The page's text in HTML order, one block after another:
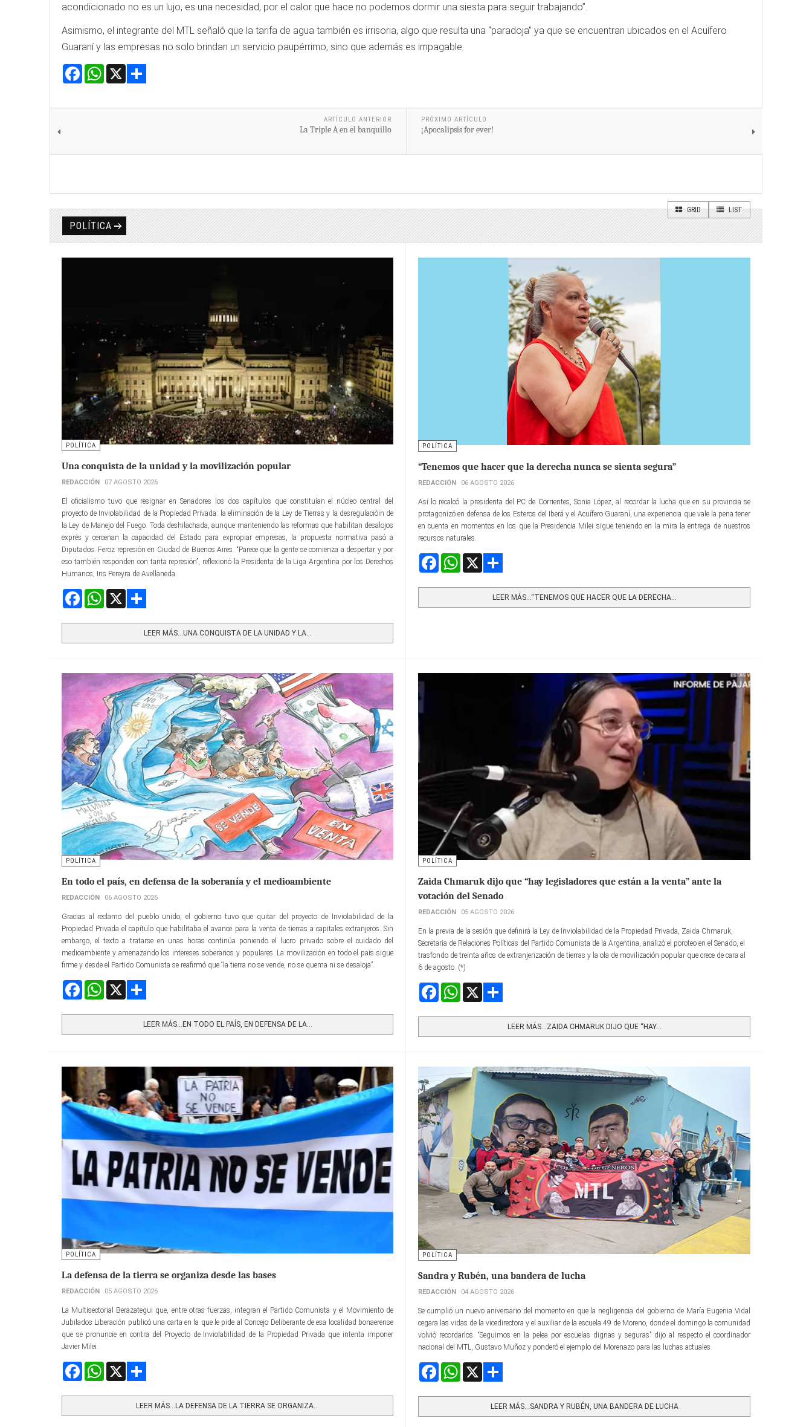
acondicionado no es un lujo, es una necesidad, por el calor que hace no podemos dormir una siesta para seguir trabajando”.
Asimismo, el integrante del MTL señaló que la tarifa de agua también es irrisoria, algo que resulta una “paradoja” ya que se encuentran ubicados en el Acuífero
Guaraní y las empresas no solo brindan un servicio paupérrimo, sino que además es impagable.
Facebook
WhatsApp
ARTÍCULO ANTERIOR
La Triple A en el banquillo
PRÓXIMO ARTÍCULO
¡Apocalipsis for ever!
GRID LIST
POLÍTICA
POLÍTICA
Una conquista de la unidad y la movilización popular
REDACCIÓN 07 AGOSTO 2026
El oficialismo tuvo que resignar en Senadores los dos capítulos que constituían el núcleo central del
proyecto de Inviolabilidad de la Propiedad Privada: la eliminación de la Ley de Tierras y la desregulacióin de
la Ley de Manejo del Fuego. Toda deshilachada, aunque manteniendo las reformas que habilitan desalojos
exprés y cercenan la capacidad del Estado para expropiar empresas, la propuesta normativa pasó a
Diputados. Feroz represión en Ciudad de Buenos Aires. “Parece que la gente se comienza a despertar y por
eso también responden con tanta represión”, reflexionó la Presidenta de la Liga Argentina por los Derechos
Humanos, Iris Pereyra de Avellaneda.
FacebookWhatsApp
LEER MÁS…UNA CONQUISTA DE LA UNIDAD Y LA...
POLÍTICA
“Tenemos que hacer que la derecha nunca se sienta segura”
REDACCIÓN 06 AGOSTO 2026
Así lo recalcó la presidenta del PC de Corrientes, Sonia López, al recordar la lucha que en su provincia se
protagonizó en defensa de los Esteros del Iberá y el Acuífero Guaraní, una experiencia que vale la pena tener
en cuenta en momentos en los que la Presidencia Milei sigue teniendo en la mira la entrega de nuestros
recursos naturales.
FacebookWhatsApp
LEER MÁS…“TENEMOS QUE HACER QUE LA DERECHA...
POLÍTICA
En todo el país, en defensa de la soberanía y el medioambiente
REDACCIÓN 06 AGOSTO 2026
Gracias al reclamo del pueblo unido, el gobierno tuvo que quitar del proyecto de Inviolabilidad de la
Propiedad Privada el capítulo que habilitaba el avance para la venta de tierras a capitales extranjeros. Sin
embargo, el texto a tratarse en unas horas continúa poniendo el lucro privado sobre el cuidado del
medioambiente y amenazando los intereses soberanos y populares. La movilización en todo el país sigue
firme y desde el Partido Comunista se reafirmó que “la tierra no se vende, no se quema ni se desaloja”.
FacebookWhatsApp
LEER MÁS…EN TODO EL PAÍS, EN DEFENSA DE LA...
POLÍTICA
Zaida Chmaruk dijo que “hay legisladores que están a la venta” ante la
votación del Senado
REDACCIÓN 05 AGOSTO 2026
En la previa de la sesión que definirá la Ley de Inviolabilidad de la Propiedad Privada, Zaida Chmaruk,
Secretaria de Relaciones Políticas del Partido Comunista de la Argentina, analizó el poroteo en el Senado, el
trasfondo de treinta años de extranjerización de tierras y la ola de movilización popular que crece de cara al
6 de agosto. (*)
FacebookWhatsApp
LEER MÁS…ZAIDA CHMARUK DIJO QUE “HAY...
POLÍTICA
La defensa de la tierra se organiza desde las bases
REDACCIÓN 05 AGOSTO 2026
La Multisectorial Berazategui que, entre otras fuerzas, integran el Partido Comunista y el Movimiento de
Jubilados Liberación publicó una carta en la que le pide al Concejo Deliberante de esa localidad bonaerense
que se pronuncie en contra del Proyecto de Inviolabilidad de la Propiedad Privada que intenta imponer
Javier Milei.
FacebookWhatsApp
LEER MÁS…LA DEFENSA DE LA TIERRA SE ORGANIZA...
POLÍTICA
Sandra y Rubén, una bandera de lucha
REDACCIÓN 04 AGOSTO 2026
Se cumplió un nuevo aniversario del momento en que la negligencia del gobierno de María Eugenia Vidal
cegara las vidas de la vicedirectora y el auxiliar de la escuela 49 de Moreno, donde el domingo la comunidad
volvió recordarlos. “Seguimos en la pelea por escuelas dignas y seguras” dijo al respecto el coordinador
nacional del MTL, Gustavo Muñoz y ponderó el ejemplo del Morenazo para las luchas actuales.
FacebookWhatsApp
LEER MÁS…SANDRA Y RUBÉN, UNA BANDERA DE LUCHA